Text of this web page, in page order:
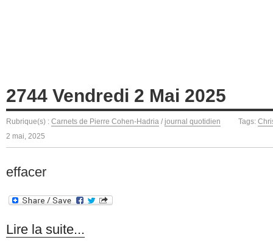
2744 Vendredi 2 Mai 2025
Rubrique(s) : Carnets de Pierre Cohen-Hadria / journal quotidien Tags:
2 mai, 2025
effacer
Lire la suite...